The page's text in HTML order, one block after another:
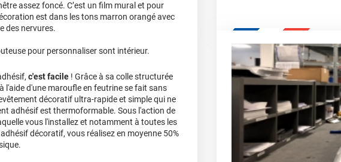
assez foncé. C’est un film mural et pour
est dans les tons marron orangé avec
des nervures.
pour personnaliser sont intérieur.
c'est facile ! Grâce à sa colle structurée
l'aide d'une maroufle en feutrine se fait sans
décoratif ultra-rapide et simple qui ne
adhésif est thermoformable. Sous l'action de
vous l'installez et notamment à toutes les
décoratif, vous réalisez en moyenne 50%